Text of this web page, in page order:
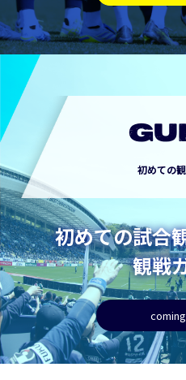
初めての
初めての試合
観戦